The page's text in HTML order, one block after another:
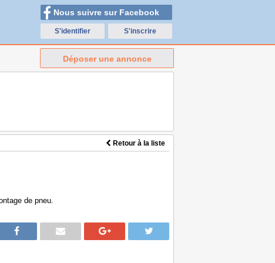
Nous suivre sur Facebook
S'identifier S'inscrire
Déposer une annonce
Retour à la liste
de pneu.